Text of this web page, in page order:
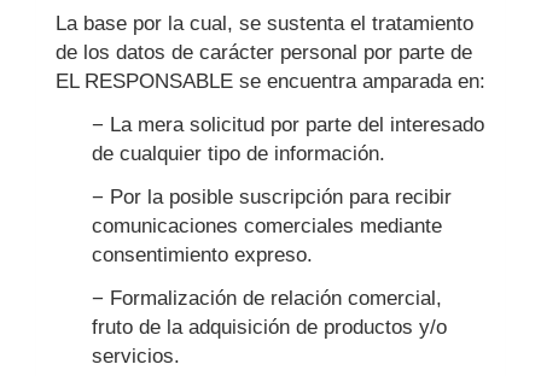
La base por la cual, se sustenta el tratamiento
de los datos de carácter personal por parte de
EL RESPONSABLE se encuentra amparada en:
− La mera solicitud por parte del interesado
de cualquier tipo de información.
− Por la posible suscripción para recibir
comunicaciones comerciales mediante
consentimiento expreso.
− Formalización de relación comercial,
fruto de la adquisición de productos y/o
servicios.